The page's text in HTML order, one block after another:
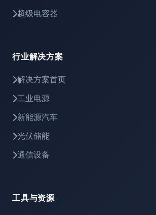
超级电容器
行业解决方案
解决方案首页
工业电源
新能源汽车
光伏储能
通信设备
工具与资源